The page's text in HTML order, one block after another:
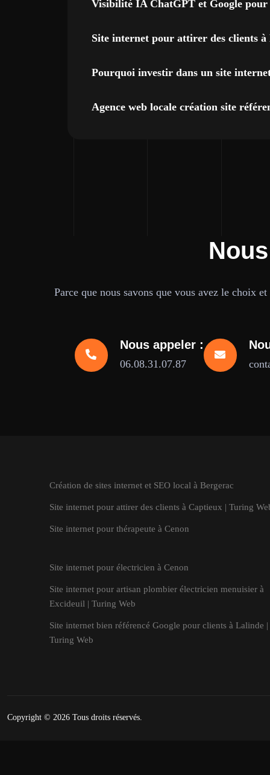
Visibilité IA ChatGPT et Google
Site internet pour attirer des clients
Pourquoi investir dans un site
Agence web locale création site
Parce que nous savons que vous avez le choix
Nous appeler :
06.08.31.07.87
Création de sites internet et SEO local à Bergerac
Site internet pour attirer des clients à Captieux | Turing
Site internet pour thérapeute à Cenon
Site internet pour électricien à Cenon
Site internet pour artisan plombier électricien menuisier à
Excideuil | Turing Web
Site internet bien référencé Google pour clients à Lalinde |
Turing Web
Copyright © 2026 Tous droits réservés.